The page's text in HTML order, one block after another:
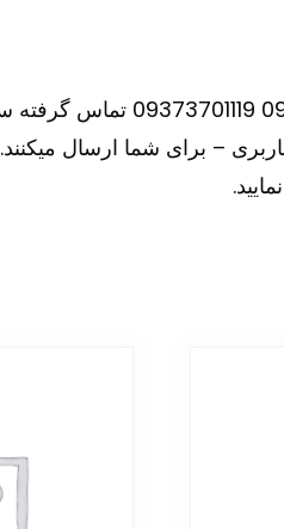
– برای شما ارسال میکنند.